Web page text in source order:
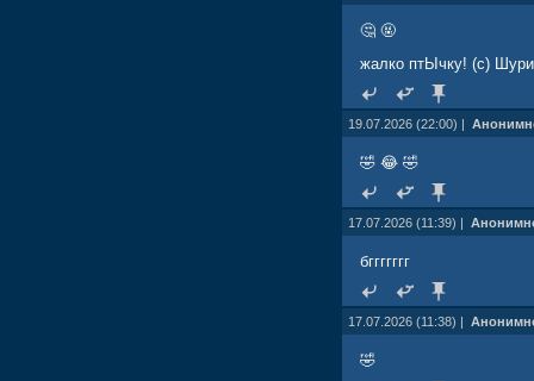
🤔 🤬
жалко птЫчку! (с)
19.07.2026 (22:00) |
🤣 😂 🤣
17.07.2026 (11:39) |
бггггггг
17.07.2026 (11:38) |
🤣